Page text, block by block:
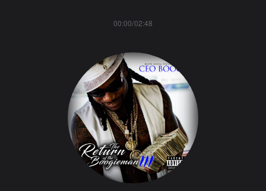
00:00/02:48